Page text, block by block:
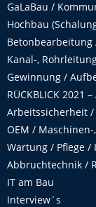
GaLaBau /
Hochbau
Betonbearbeitung
Kanal-,
Gewinnung /
RÜCKBLICK 2021
Arbeitssicherheit
OEM /
Wartung / Pflege
Abbruchtechnik /
IT am Bau
Interview´s